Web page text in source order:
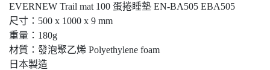
EVERNEW Trail mat 100 蛋捲睡墊 EN-BA505 EBA505
尺寸：500 x 1000 x 9 mm
重量：180g
材質：發泡聚乙烯 Polyethylene foam
日本製造